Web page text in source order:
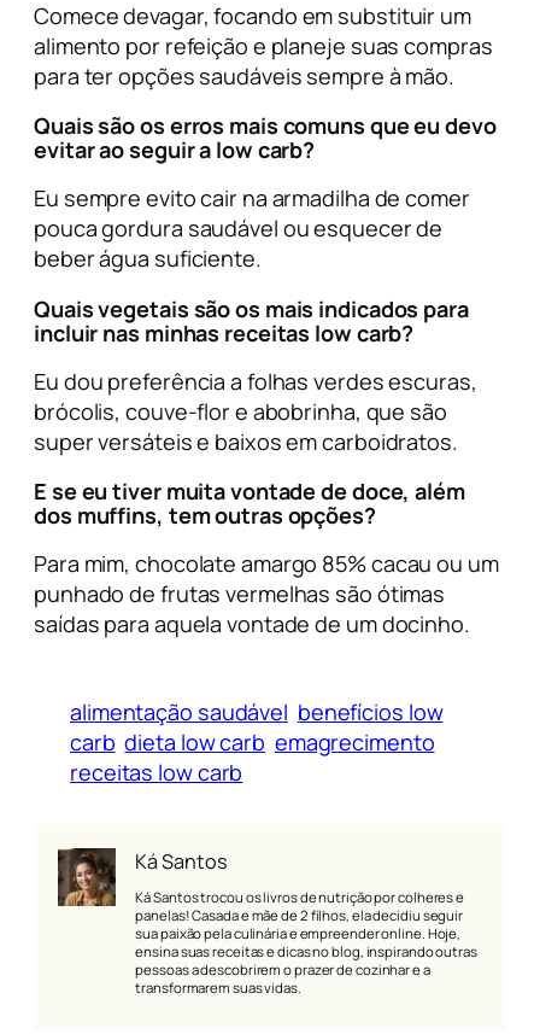
Comece devagar, focando em substituir um
alimento por refeição e planeje suas compras
para ter opções saudáveis sempre à mão.
Quais são os erros mais comuns que eu devo
evitar ao seguir a low carb?
Eu sempre evito cair na armadilha de comer
pouca gordura saudável ou esquecer de
beber água suficiente.
Quais vegetais são os mais indicados para
incluir nas minhas receitas low carb?
Eu dou preferência a folhas verdes escuras,
brócolis, couve-flor e abobrinha, que são
super versáteis e baixos em carboidratos.
E se eu tiver muita vontade de doce, além
dos muffins, tem outras opções?
Para mim, chocolate amargo 85% cacau ou um
punhado de frutas vermelhas são ótimas
saídas para aquela vontade de um docinho.
alimentação saudável benefícios low
carb dieta low carb emagrecimento
receitas low carb
Ká Santos
Ká Santos trocou os livros de nutrição por colheres e
panelas! Casada e mãe de 2 filhos, ela decidiu seguir
sua paixão pela culinária e empreender online. Hoje,
ensina suas receitas e dicas no blog, inspirando outras
pessoas a descobrirem o prazer de cozinhar e a
transformarem suas vidas.